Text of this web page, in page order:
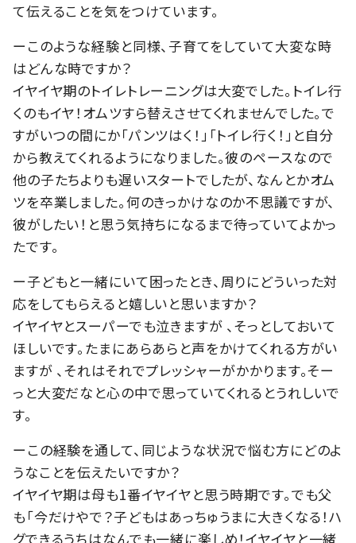
て伝えることを気をつけています。
ーこのような経験と同様、子育てをしていて大変な時
はどんな時ですか？
イヤイヤ期のトイレトレーニングは大変でした。トイレ行
くのもイヤ！オムツすら替えさせてくれませんでした。で
すがいつの間にか「パンツはく！」「トイレ行く！」と自分
から教えてくれるようになりました。彼のペースなので
他の子たちよりも遅いスタートでしたが、なんとかオム
ツを卒業しました。何のきっかけなのか不思議ですが、
彼がしたい！と思う気持ちになるまで待っていてよかっ
たです。
ー子どもと一緒にいて困ったとき、周りにどういった対
応をしてもらえると嬉しいと思いますか？
イヤイヤとスーパーでも泣きますが 、そっとしておいて
ほしいです。たまにあらあらと声をかけてくれる方がい
ますが 、それはそれでプレッシャーがかかります。そー
っと大変だなと心の中で思っていてくれるとうれしいで
す。
ーこの経験を通して、同じような状況で悩む方にどのよ
うなことを伝えたいですか？
イヤイヤ期は母も1番イヤイヤと思う時期です。でも父
も「今だけやで？子どもはあっちゅうまに大きくなる！ハ
グできるうちはなんでも一緒に楽しめ！イヤイヤと一緒